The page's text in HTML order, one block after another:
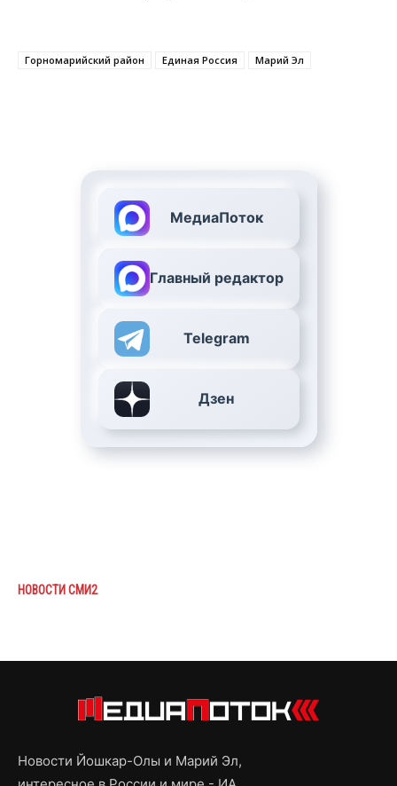
Горномарийский район Единая Россия Марий Эл
МедиаПоток
Главный редактор
Telegram
Дзен
НОВОСТИ СМИ2
Новости Йошкар-Олы и Марий Эл,